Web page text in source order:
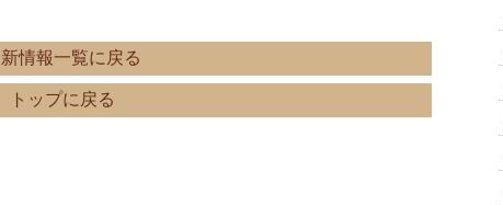
情報一覧に戻る
トップに戻る